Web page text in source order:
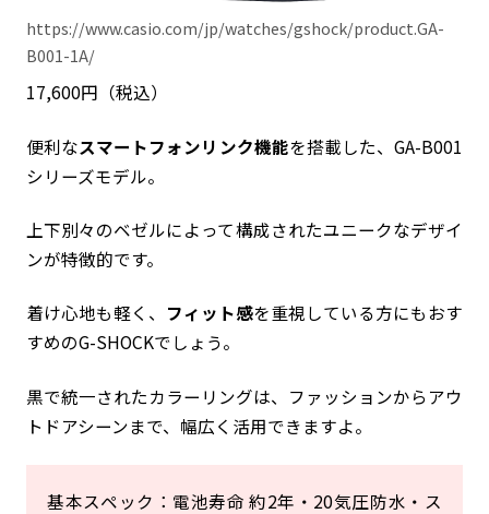
https://www.casio.com/jp/watches/gshock/product.GA-
B001-1A/
17,600円（税込）
便利なスマートフォンリンク機能を搭載した、GA-B001
シリーズモデル。
上下別々のベゼルによって構成されたユニークなデザイ
ンが特徴的です。
着け心地も軽く、 フィット感を重視している方にもおす
すめのG-SHOCKでしょう。
黒で統一されたカラーリングは、ファッションからアウ
トドアシーンまで、幅広く活用できますよ。
基本スペック：電池寿命 約2年・20気圧防水・ス